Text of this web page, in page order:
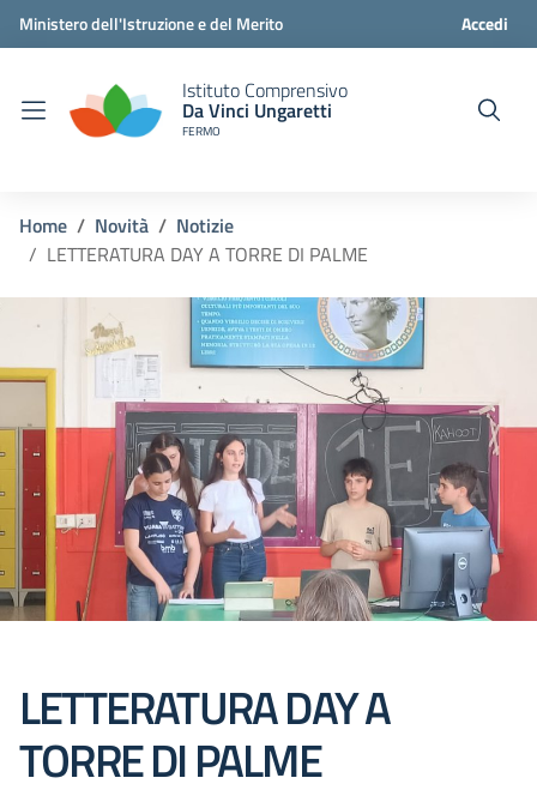
Ministero dell'Istruzione e del Merito Accedi
Istituto Comprensivo
Da Vinci Ungaretti
FERMO
Home Novità
Notizie
LETTERATURA DAY A TORRE DI PALME
LETTERATURA DAY A
TORRE DI PALME